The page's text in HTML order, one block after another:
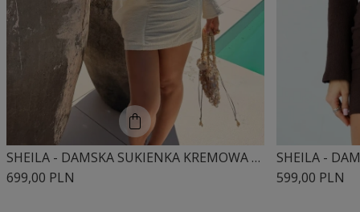
SHEILA - DAMSKA SUKIENKA KREMOWA ZE STRUKTURALNEJ DZIANINY 'TULUM'
699,00 PLN
599,00 PLN